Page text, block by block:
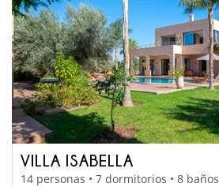
VILLA ISABELLA
14 personas • 7 dormitorios • 8 baños